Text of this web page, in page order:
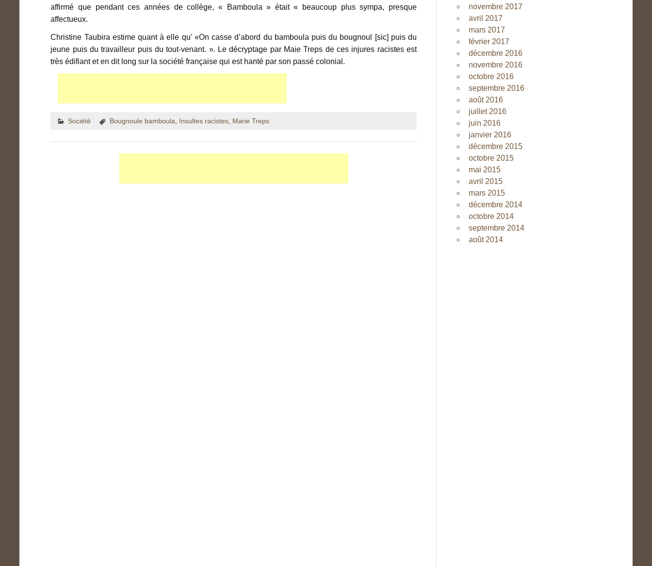
affirmé que pendant ces années de collège, « Bamboula » était « beaucoup plus sympa, presque
affectueux.
Christine Taubira estime quant à elle qu’ «On casse d’abord du bamboula puis du bougnoul [sic] puis du
jeune puis du travailleur puis du tout-venant. ». Le décryptage par Maie Treps de ces injures racistes est
très édifiant et en dit long sur la société française qui est hanté par son passé colonial.
Société Bougnoule bamboula Insultes racistes Marie Treps
novembre 2017
avril 2017
mars 2017
février 2017
décembre 2016
novembre 2016
octobre 2016
septembre 2016
août 2016
juillet 2016
juin 2016
janvier 2016
décembre 2015
octobre 2015
mai 2015
avril 2015
mars 2015
décembre 2014
octobre 2014
septembre 2014
août 2014